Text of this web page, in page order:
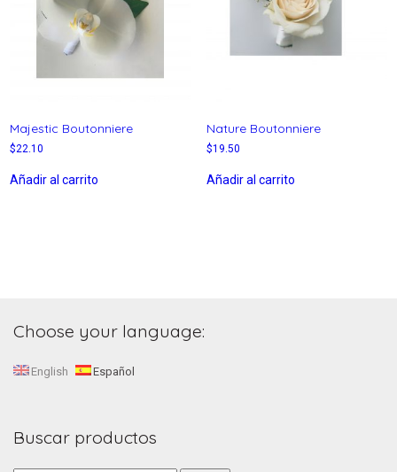
Majestic Boutonniere
$22.10
Añadir al carrito
Nature Boutonniere
$19.50
Añadir al carrito
Choose your language:
English Español
Buscar productos